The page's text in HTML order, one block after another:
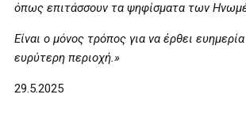
όπως επιτάσσουν τα ψηφίσματα των
Είναι ο μόνος τρόπος για να έρθει
ευρύτερη περιοχή.»
29.5.2025